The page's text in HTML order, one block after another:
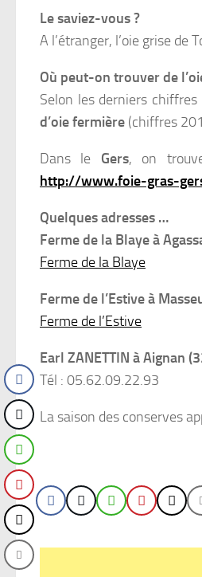
Le saviez-vous ?
A l’étranger, l’oie grise de
Où peut-on trouver de
Selon les derniers chiffres
d’oie fermière (chiffres
Dans le Gers, on
http://www.foie-gras-
Quelques adresses …
Ferme de la Blaye à
Ferme de la Blaye
Ferme de l’Estive à
Ferme de l’Estive
Earl ZANETTIN à Aignan
Tél : 05.62.09.22.93
La saison des conserves